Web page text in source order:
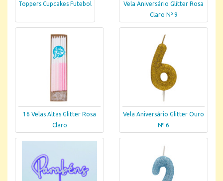
Toppers Cupcakes Futebol
Vela Aniversário Glitter Rosa
Claro Nº 9
16 Velas Altas Glitter Rosa
Claro
Vela Aniversário Glitter Ouro
Nº 6